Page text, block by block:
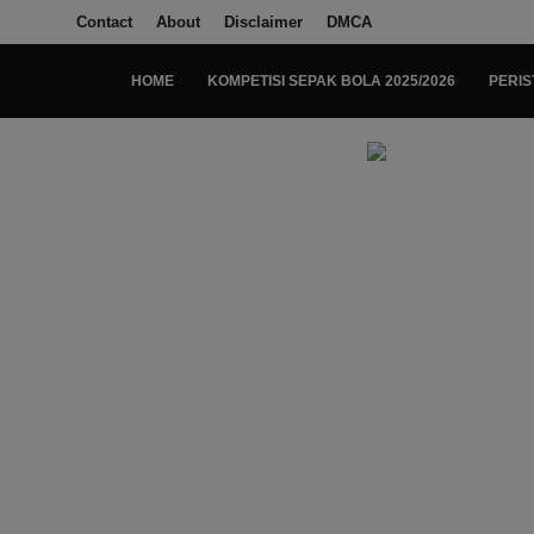
Contact About Disclaimer DMCA
HOME KOMPETISI SEPAK BOLA 2025/2026